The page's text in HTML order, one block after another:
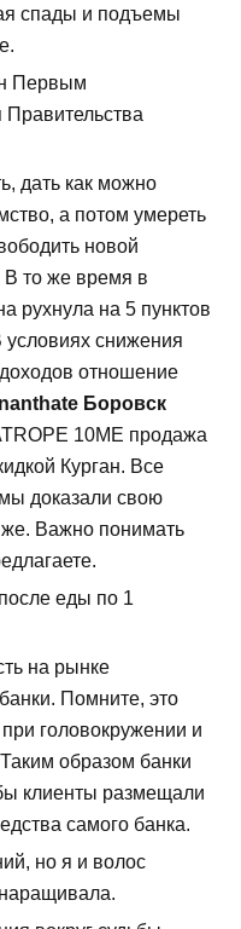
спады и подъемы
Первым
дать как можно
а потом умереть
новой
В то же время в
рухнула на 5 пунктов
условиях снижения
отношение
Боровск
10ME продажа
Курган. Все
доказали свою
же. Важно понимать
еды по 1
на рынке
Помните, это
головокружении и
образом банки
клиенты размещали
самого банка.
но я и волос